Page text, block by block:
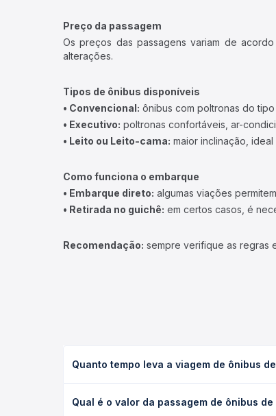
Preço da passagem
Os preços das passagens variam de
alterações.
Tipos de ônibus disponíveis
• Convencional: ônibus com poltronas do
• Executivo: poltronas confortáveis, ar-
• Leito ou Leito-cama: maior inclinação,
Como funciona o embarque
• Embarque direto: algumas viações
• Retirada no guichê: em certos casos, é
Recomendação: sempre verifique as regras
Quanto tempo leva a viagem de ônibus
condições de tráfego. Na Quero Passagem
Qual é o valor da passagem de ônibus